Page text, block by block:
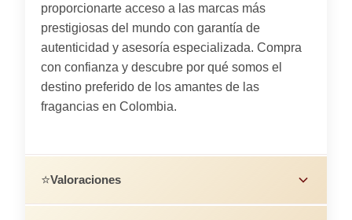
proporcionarte acceso a las marcas más
prestigiosas del mundo con garantía de
autenticidad y asesoría especializada. Compra
con confianza y descubre por qué somos el
destino preferido de los amantes de las
fragancias en Colombia.
⭐Valoraciones